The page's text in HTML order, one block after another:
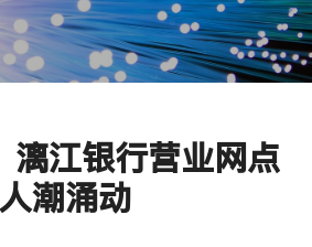
漓江银行营业网点
人潮涌动